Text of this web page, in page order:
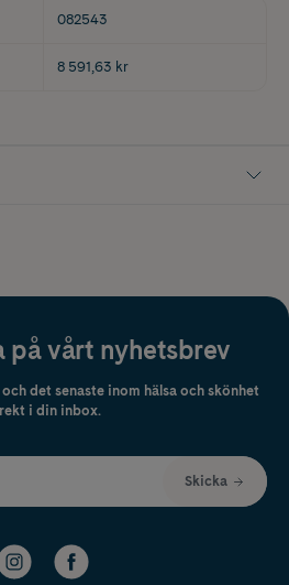
082543
8 591,63 kr
på vårt nyhetsbrev
det senaste inom hälsa och skönhet
i din inbox.
Skicka